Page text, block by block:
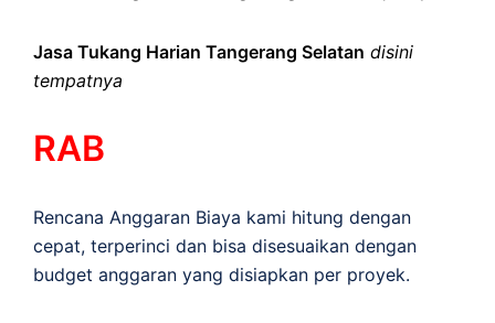
Jasa Tukang Harian Tangerang Selatan disini
tempatnya
RAB
Rencana Anggaran Biaya kami hitung dengan
cepat, terperinci dan bisa disesuaikan dengan
budget anggaran yang disiapkan per proyek.